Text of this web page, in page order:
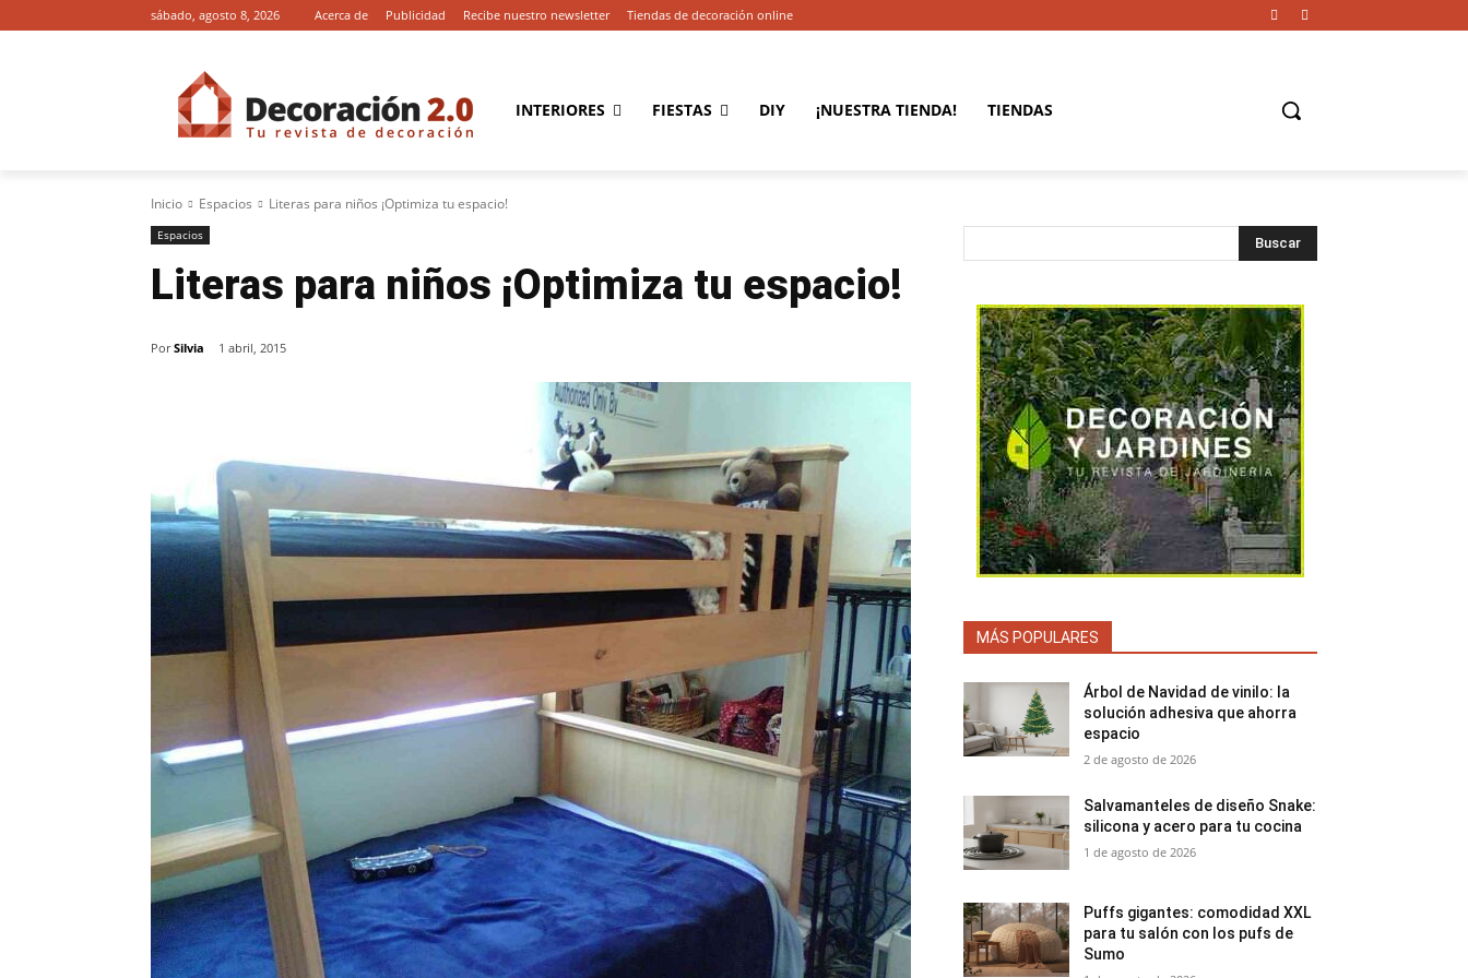
sábado, agosto 8, 2026 Acerca de Publicidad Recibe nuestro newsletter Tiendas de decoración online
INTERIORES FIESTAS DIY ¡NUESTRA TIENDA! TIENDAS
Inicio Espacios Literas para niños ¡Optimiza tu espacio!
Espacios
Literas para niños ¡Optimiza tu espacio!
Por Silvia 1 abril, 2015
Buscar
MÁS POPULARES
Árbol de Navidad de vinilo: la
solución adhesiva que ahorra
espacio
2 de agosto de 2026
Salvamanteles de diseño Snake:
silicona y acero para tu cocina
1 de agosto de 2026
Puffs gigantes: comodidad XXL
para tu salón con los pufs de
Sumo